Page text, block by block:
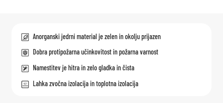
Anorganski jedrni material je zelen in okolju prijazen
Dobra protipožarna učinkovitost in požarna varnost
Namestitev je hitra in zelo gladka in čista
Lahka zvočna izolacija in toplotna izolacija